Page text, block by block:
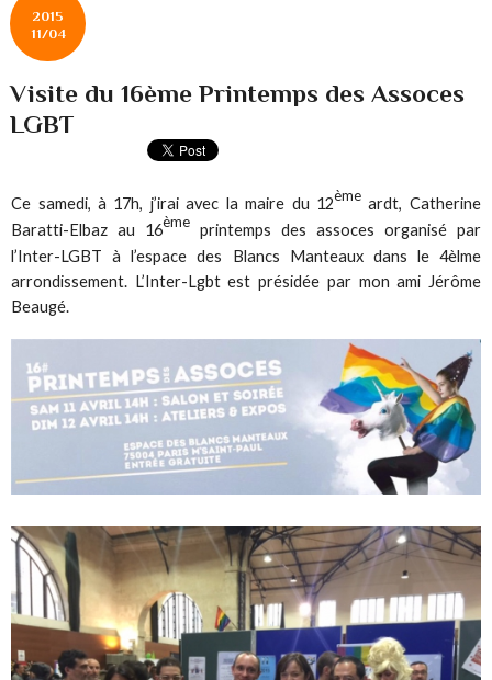
2015
11/04
Visite du 16ème Printemps des Assoces
LGBT
Ce samedi, à 17h, j’irai avec la maire du 12ème ardt, Catherine
Baratti-Elbaz au 16ème printemps des assoces organisé par
l’Inter-LGBT à l’espace des Blancs Manteaux dans le 4èlme
arrondissement. L’Inter-Lgbt est présidée par mon ami Jérôme
Beaugé.